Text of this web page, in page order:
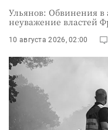
Ульянов: Обвинения в
неуважение властей
10 августа 2026, 02:00